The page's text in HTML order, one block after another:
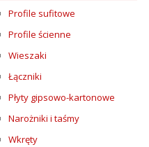
Profile sufitowe
Profile ścienne
Wieszaki
Łączniki
Płyty gipsowo-kartonowe
Narożniki i taśmy
Wkręty